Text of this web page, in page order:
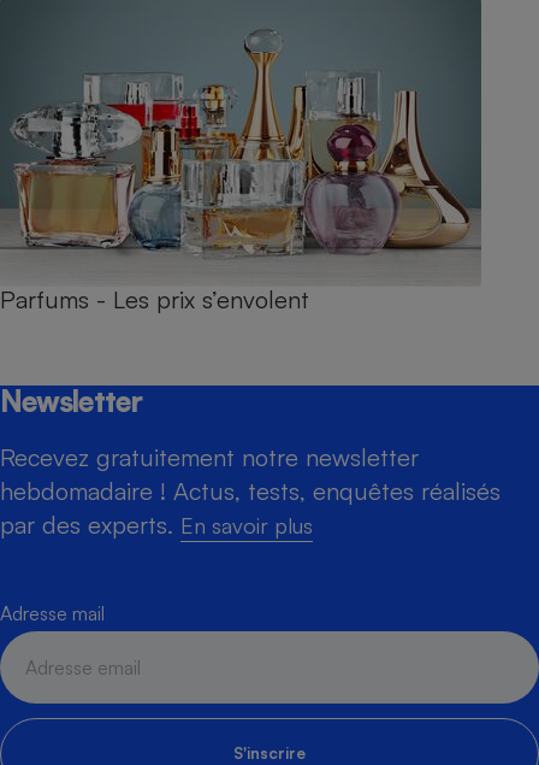
Parfums - Les prix s’envolent
Newsletter
Recevez gratuitement notre newsletter
hebdomadaire ! Actus, tests, enquêtes réalisés
par des experts. En savoir plus
Adresse mail
S'inscrire